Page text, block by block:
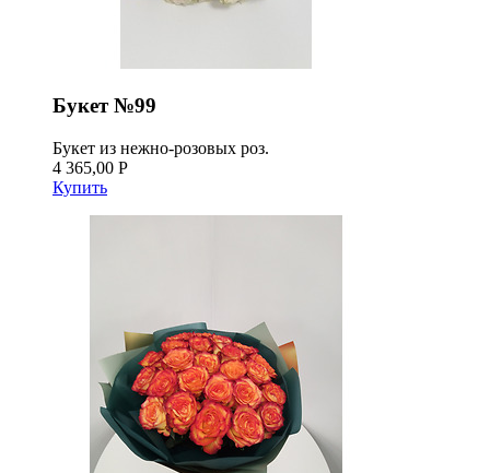
Букет №99
Букет из нежно-розовых роз.
4 365,00 Р
Купить